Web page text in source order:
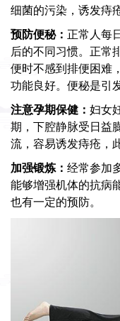
细菌的污染，诱发痔
预防便秘： 正常人每
后的不同习惯。正常
便时不感到排便困难
功能良好。便秘是引
注意孕期保健： 妇女
期，下腔静脉受日益
流，容易诱发痔疮，
加强锻炼： 经常参加
能够增强机体的抗病
也有一定的预防。